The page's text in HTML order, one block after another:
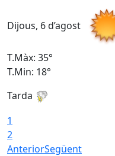
Dijous, 6 d’agost
T.Màx: 35°
T.Min: 18°
Tarda
1
2
AnteriorSegüent